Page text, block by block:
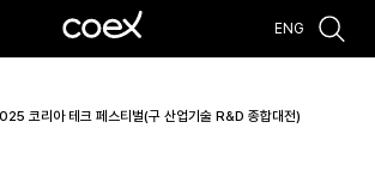
시 #행사 #주차안내 #편의시설
#오시는 길
ENG
코리아 테크 페스티벌(구 산업기술 R&D 종합대전)